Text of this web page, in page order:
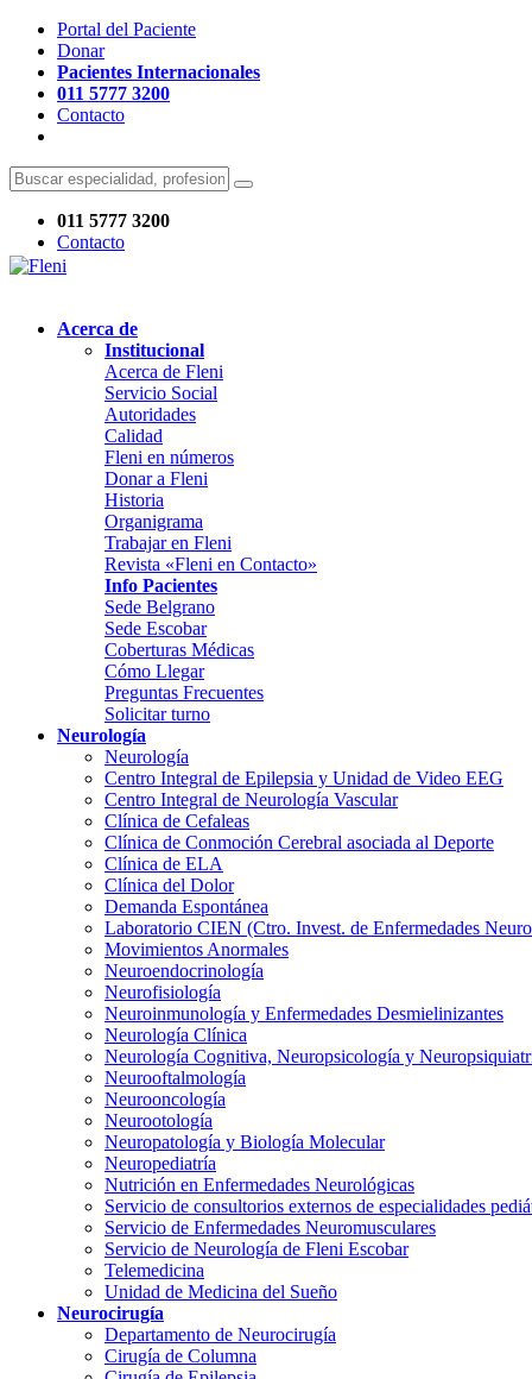
Portal del Paciente
Donar
Pacientes Internacionales
011 5777 3200
Contacto
011 5777 3200
Contacto
Acerca de
Institucional
Acerca de Fleni
Servicio Social
Autoridades
Calidad
Fleni en números
Donar a Fleni
Historia
Organigrama
Trabajar en Fleni
Revista «Fleni en Contacto»
Info Pacientes
Sede Belgrano
Sede Escobar
Coberturas Médicas
Cómo Llegar
Preguntas Frecuentes
Solicitar turno
Neurología
Neurología
Centro Integral de Epilepsia y Unidad de Video EEG
Centro Integral de Neurología Vascular
Clínica de Cefaleas
Clínica de Conmoción Cerebral asociada al Deporte
Clínica de ELA
Clínica del Dolor
Demanda Espontánea
Laboratorio CIEN (Ctro. Invest. de Enfermedades
Movimientos Anormales
Neuroendocrinología
Neurofisiología
Neuroinmunología y Enfermedades Desmielinizantes
Neurología Clínica
Neurología Cognitiva, Neuropsicología y
Neurooftalmología
Neurooncología
Neurootología
Neuropatología y Biología Molecular
Neuropediatría
Nutrición en Enfermedades Neurológicas
Servicio de consultorios externos de especialidades
Servicio de Enfermedades Neuromusculares
Servicio de Neurología de Fleni Escobar
Telemedicina
Unidad de Medicina del Sueño
Neurocirugía
Departamento de Neurocirugía
Cirugía de Columna